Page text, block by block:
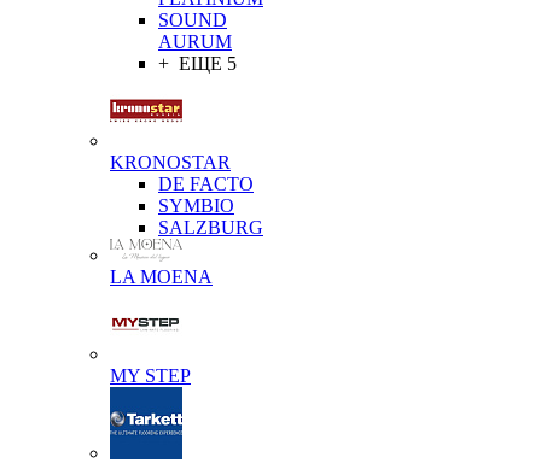
SOUND
AURUM
+ ЕЩЕ 5
KRONOSTAR
DE FACTO
SYMBIO
SALZBURG
LA MOENA
MY STEP